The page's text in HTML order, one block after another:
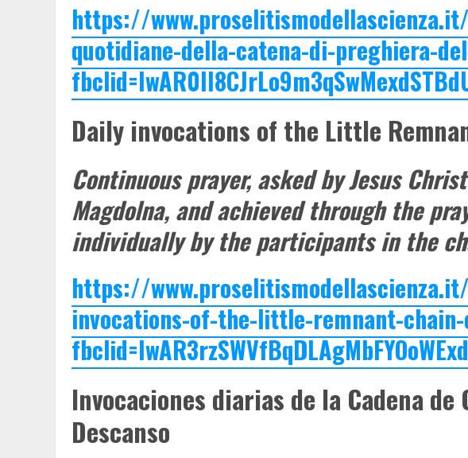
https://
quotidiane-della-catena-di-preghiera-
Daily invocations of the Little
Continuous prayer, asked by Jesus
Magdolna, and achieved through the
individually by the participants in the
https://
invocations-of-the-little-remnant-
Invocaciones diarias de la Cadena de
Descanso